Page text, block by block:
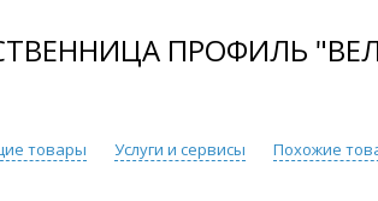
ПРОФИЛЬ
товары Услуги и сервисы Похожие